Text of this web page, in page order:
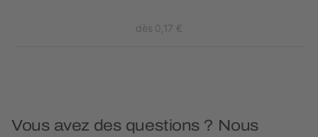
dès 0,17 €
Vous avez des questions ? Nous